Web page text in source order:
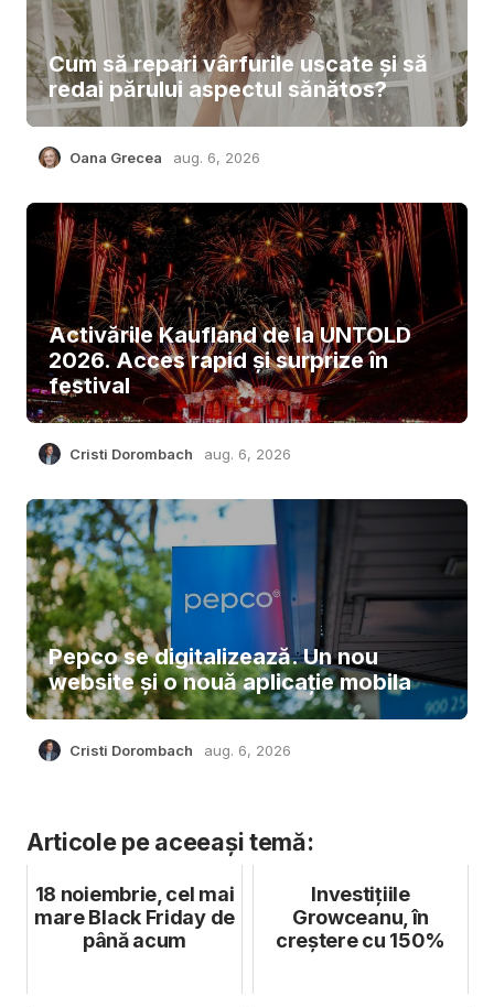
Cum să repari vârfurile uscate și să
redai părului aspectul sănătos?
Oana Grecea aug. 6, 2026
Activările Kaufland de la UNTOLD
2026. Acces rapid și surprize în
festival
Cristi Dorombach aug. 6, 2026
Pepco se digitalizează. Un nou
website și o nouă aplicație mobila
Cristi Dorombach aug. 6, 2026
Articole pe aceeași temă:
18 noiembrie, cel mai
mare Black Friday de
până acum
Investițiile
Growceanu, în
creștere cu 150%